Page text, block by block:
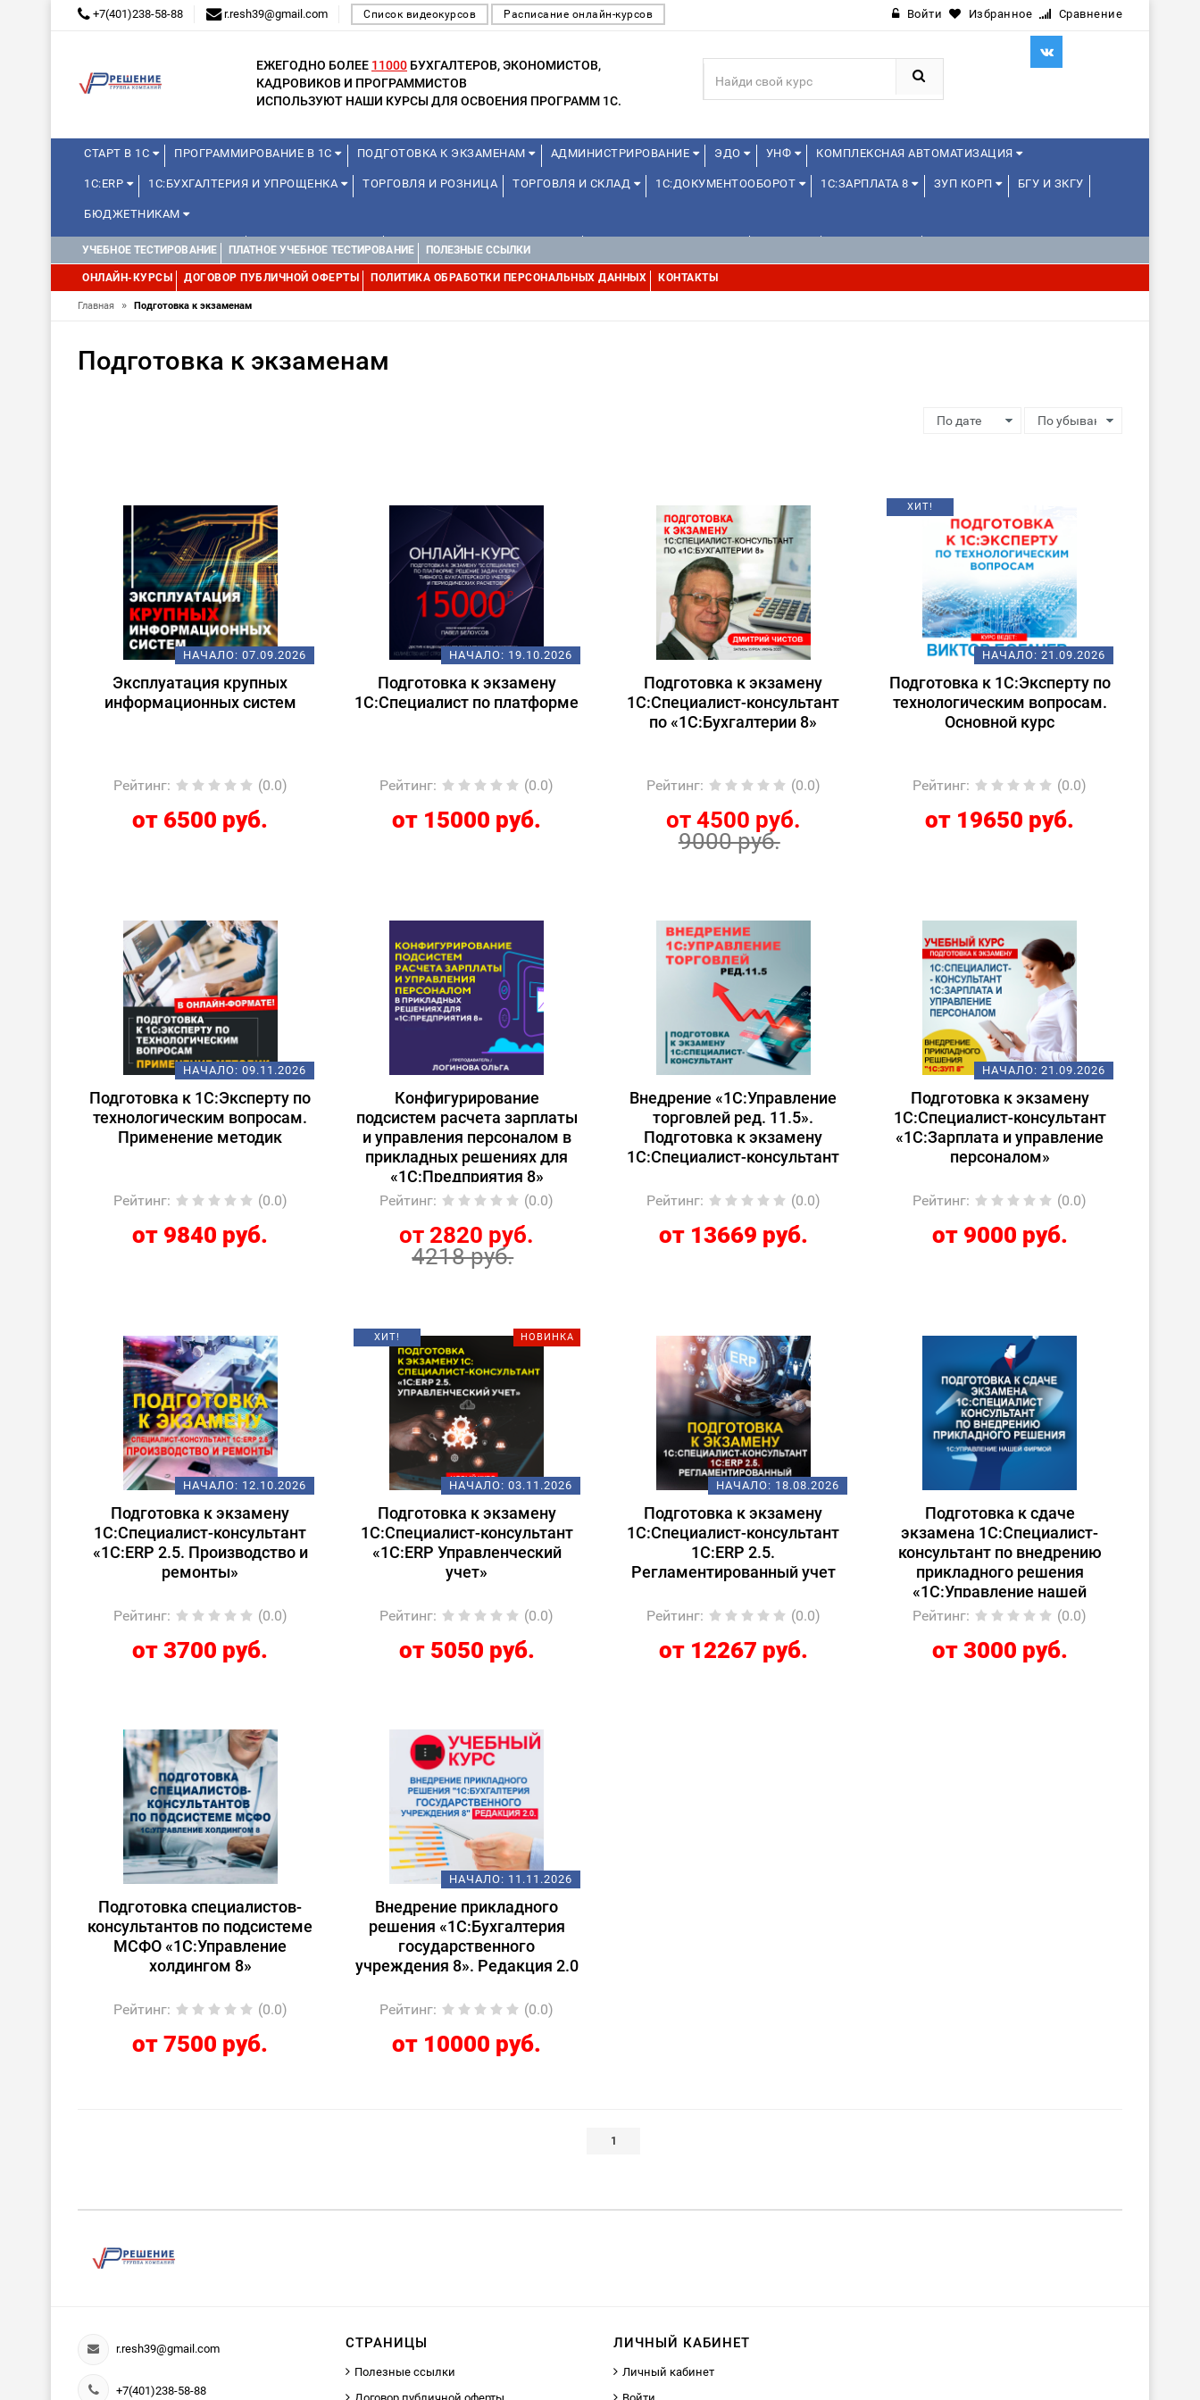
+7(401)238-58-88 r.resh39@gmail.com Список видеокурсов Расписание онлайн-курсов Войти Избранное Сравнение
ЕЖЕГОДНО БОЛЕЕ 11000 БУХГАЛТЕРОВ, ЭКОНОМИСТОВ,
КАДРОВИКОВ И ПРОГРАММИСТОВ
ИСПОЛЬЗУЮТ НАШИ КУРСЫ ДЛЯ ОСВОЕНИЯ ПРОГРАММ 1С.
СТАРТ В 1С ПРОГРАММИРОВАНИЕ В 1С ПОДГОТОВКА К ЭКЗАМЕНАМ АДМИНИСТРИРОВАНИЕ ЭДО УНФ КОМПЛЕКСНАЯ АВТОМАТИЗАЦИЯ
1С:ERP 1С:БУХГАЛТЕРИЯ И УПРОЩЕНКА ТОРГОВЛЯ И РОЗНИЦА ТОРГОВЛЯ И СКЛАД 1С:ДОКУМЕНТООБОРОТ 1С:ЗАРПЛАТА 8 ЗУП КОРП БГУ И ЗКГУ
БЮДЖЕТНИКАМ
КУРСЫ ДЛЯ ШКОЛЬНИКОВ ДЛЯ ШКОЛЬНИКОВ 1С:УПРАВЛЕНИЕ ХОЛДИНГОМ
УЧЕБНОЕ ТЕСТИРОВАНИЕ ПЛАТНОЕ УЧЕБНОЕ ТЕСТИРОВАНИЕ ПОЛЕЗНЫЕ ССЫЛКИ
ОНЛАЙН-КУРСЫ ДОГОВОР ПУБЛИЧНОЙ ОФЕРТЫ ПОЛИТИКА ОБРАБОТКИ ПЕРСОНАЛЬНЫХ ДАННЫХ КОНТАКТЫ
Главная » Подготовка к экзаменам
Подготовка к экзаменам
НАЧАЛО: 07.09.2026
Эксплуатация крупных
информационных систем
Рейтинг: (0.0)
от 6500 руб.
НАЧАЛО: 19.10.2026
Подготовка к экзамену
1С:Специалист по платформе
Рейтинг: (0.0)
от 15000 руб.
Подготовка к экзамену
1С:Специалист-консультант
по «1С:Бухгалтерии 8»
Рейтинг: (0.0)
от 4500 руб.
9000 руб.
ХИТ!
НАЧАЛО: 21.09.2026
Подготовка к 1С:Эксперту по
технологическим вопросам.
Основной курс
Рейтинг: (0.0)
от 19650 руб.
НАЧАЛО: 09.11.2026
Подготовка к 1С:Эксперту по
технологическим вопросам.
Применение методик
Рейтинг: (0.0)
от 9840 руб.
Конфигурирование
подсистем расчета зарплаты
и управления персоналом в
прикладных решениях для
«1С:Предприятия 8»
Рейтинг: (0.0)
от 2820 руб.
4218 руб.
Внедрение «1С:Управление
торговлей ред. 11.5».
Подготовка к экзамену
1С:Специалист-консультант
Рейтинг: (0.0)
от 13669 руб.
НАЧАЛО: 21.09.2026
Подготовка к экзамену
1С:Специалист-консультант
«1С:Зарплата и управление
персоналом»
Рейтинг: (0.0)
от 9000 руб.
НАЧАЛО: 12.10.2026
Подготовка к экзамену
1С:Специалист-консультант
«1С:ERP 2.5. Производство и
ремонты»
Рейтинг: (0.0)
от 3700 руб.
НОВИНКА
ХИТ!
НАЧАЛО: 03.11.2026
Подготовка к экзамену
1С:Специалист-консультант
«1С:ERP Управленческий
учет»
Рейтинг: (0.0)
от 5050 руб.
НАЧАЛО: 18.08.2026
Подготовка к экзамену
1С:Специалист-консультант
1С:ERP 2.5.
Регламентированный учет
Рейтинг: (0.0)
от 12267 руб.
Подготовка к сдаче
экзамена 1С:Специалист-
консультант по внедрению
прикладного решения
«1С:Управление нашей
фирмой»
Рейтинг: (0.0)
от 3000 руб.
Подготовка специалистов-
консультантов по подсистеме
МСФО «1С:Управление
холдингом 8»
Рейтинг: (0.0)
от 7500 руб.
НАЧАЛО: 11.11.2026
Внедрение прикладного
решения «1С:Бухгалтерия
государственного
учреждения 8». Редакция 2.0
Рейтинг: (0.0)
от 10000 руб.
1
r.resh39@gmail.com
+7(401)238-58-88
СТРАНИЦЫ
Полезные ссылки
ЛИЧНЫЙ КАБИНЕТ
Личный кабинет